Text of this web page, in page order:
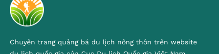
Chuyên trang quảng bá du lịch nông thôn trên website